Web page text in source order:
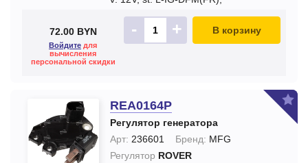
72.00 BYN
Войдите для
вычисления
персональной скидки
- + В корзину
REA0164P
Регулятор генератора
Арт: 236601 Бренд: MFG
Регулятор ROVER